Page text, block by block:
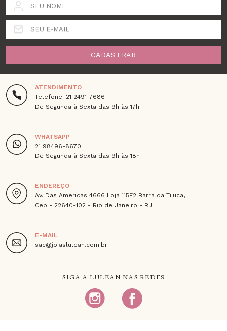
SEU NOME
SEU E-MAIL
CADASTRAR
ATENDIMENTO
Telefone: 21 2491-7686
De Segunda à Sexta das 9h às 17h
WHATSAPP
21 98496-8670
De Segunda à Sexta das 9h às 18h
ENDEREÇO
Av. Das Americas 4666 Loja 115E2 Barra da Tijuca,
Cep - 22640-102 - Rio de Janeiro - RJ
E-MAIL
sac@joiaslulean.com.br
SIGA A LULEAN NAS REDES